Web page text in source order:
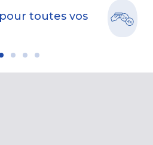
toutes vos